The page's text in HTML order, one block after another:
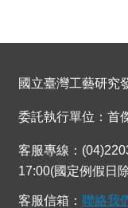
國立臺灣工藝研究
委託執行單位：首
客服專線：
17:00(國定例假日
客服信箱： 聯絡我